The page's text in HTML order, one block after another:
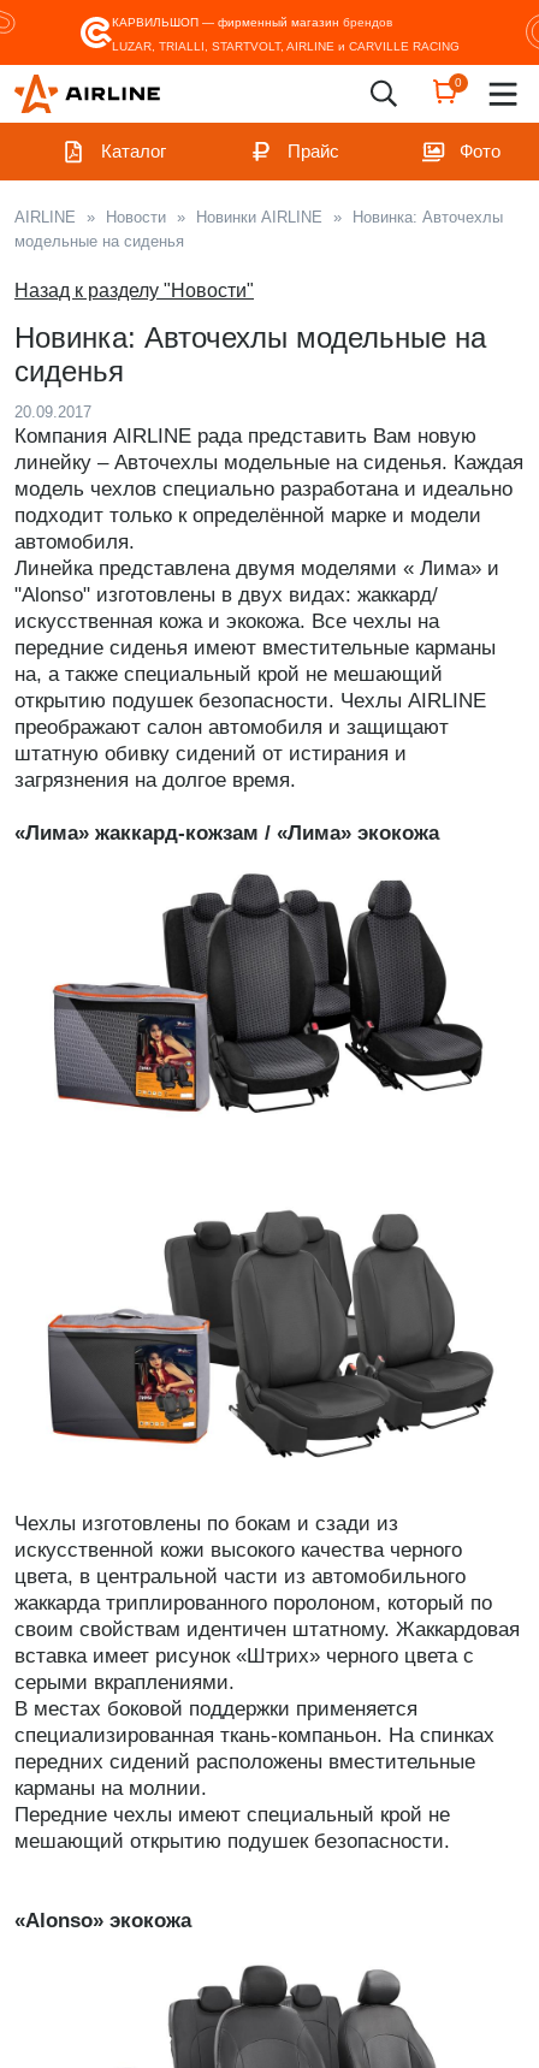
КАРВИЛЬШОП — фирменный магазин брендов
LUZAR, TRIALLI, STARTVOLT, AIRLINE и CARVILLE RACING
0
Каталог Прайс Фото
AIRLINE » Новости » Новинки AIRLINE »
Новинка: Авточехлы
модельные на сиденья
Назад к разделу "Новости"
Новинка: Авточехлы модельные на
сиденья
20.09.2017
Компания AIRLINE рада представить Вам новую
линейку – Авточехлы модельные на сиденья. Каждая
модель чехлов специально разработана и идеально
подходит только к определённой марке и модели
автомобиля.
Линейка представлена двумя моделями « Лима» и
"Alonso" изготовлены в двух видах: жаккард/
искусственная кожа и экокожа. Все чехлы на
передние сиденья имеют вместительные карманы
на, а также специальный крой не мешающий
открытию подушек безопасности. Чехлы АIRLINE
преображают салон автомобиля и защищают
штатную обивку сидений от истирания и
загрязнения на долгое время.
«Лима» жаккард-кожзам / «Лима» экокожа
Чехлы изготовлены по бокам и сзади из
искусственной кожи высокого качества черного
цвета, в центральной части из автомобильного
жаккарда триплированного поролоном, который по
своим свойствам идентичен штатному. Жаккардовая
вставка имеет рисунок «Штрих» черного цвета с
серыми вкраплениями.
В местах боковой поддержки применяется
специализированная ткань-компаньон. На спинках
передних сидений расположены вместительные
карманы на молнии.
Передние чехлы имеют специальный крой не
мешающий открытию подушек безопасности.
«Alonso» экокожа